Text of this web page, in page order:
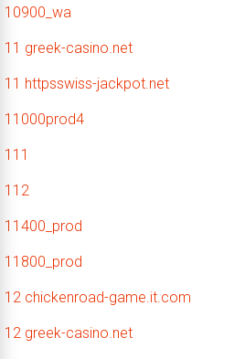
10900_wa
11 greek-casino.net
11 httpsswiss-jackpot.net
11000prod4
111
112
11400_prod
11800_prod
12 chickenroad-game.it.com
12 greek-casino.net